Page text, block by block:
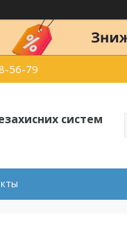
56-79
систем